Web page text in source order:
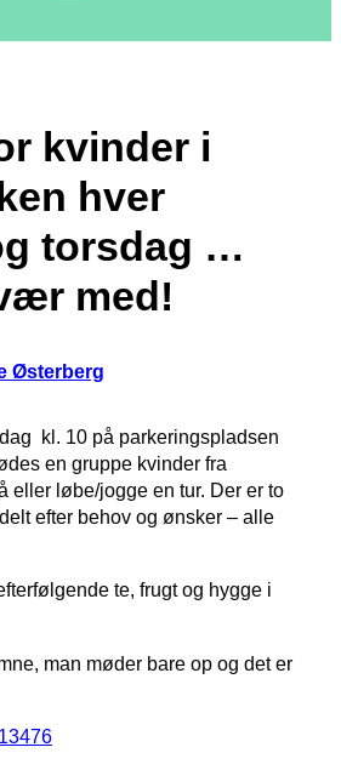
kvinder i
hver
torsdag …
med!
Østerberg
kl. 10 på parkeringspladsen
en gruppe kvinder fra
eller løbe/jogge en tur. Der er to
efter behov og ønsker – alle
te, frugt og hygge i
man møder bare op og det er